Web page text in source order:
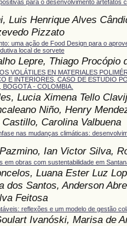
para o desenvolvimento artefatos
Luis Henrique Alves
Pizzato
uma ação de Food Design para o
local de sorvete
Lepre, Thiago Procópio
VOLÁTILES EN MATERIALES
E INTERIORES, CASO DE ESTUDIO
BOGOTÁ - COLOMBIA.
Lucia Ximena Tello
Niño, Henry
Carolina Valbuena
nas mudanças climáticas:
Ian Victor Silva,
em obras com sustentabilidade em
Luana Ester Luz
dos Santos, Anderson
Feitosa
reflexões e um modelo de gestão
Ivanóski, Marisa de